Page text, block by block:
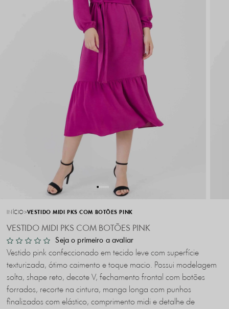
INÍCIO VESTIDO MIDI PKS COM BOTÕES PINK
VESTIDO MIDI PKS COM BOTÕES PINK
Seja o primeiro a avaliar
Vestido pink confeccionado em tecido leve com superfície
texturizada, ótimo caimento e toque macio. Possui modelagem
solta, shape reto, decote V, fechamento frontal com botões
forrados, recorte na cintura, manga longa com punhos
finalizados com elástico, comprimento midi e detalhe de